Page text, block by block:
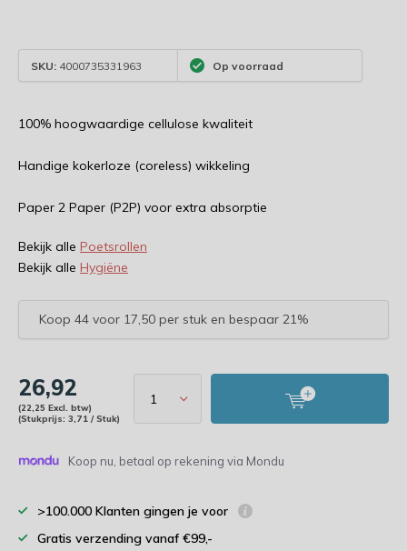
SKU: 4000735331963 Op voorraad
100% hoogwaardige cellulose kwaliteit
Handige kokerloze (coreless) wikkeling
Paper 2 Paper (P2P) voor extra absorptie
Bekijk alle Poetsrollen
Bekijk alle Hygiëne
Koop 44 voor 17,50 per stuk en bespaar 21%
26,92
(22,25 Excl. btw)
(Stukprijs: 3,71 / Stuk)
Koop nu, betaal op rekening via Mondu
>100.000 Klanten gingen je voor
Gratis verzending vanaf €99,-